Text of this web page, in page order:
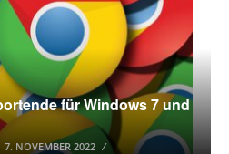
für Windows 7 und
7. NOVEMBER 2022